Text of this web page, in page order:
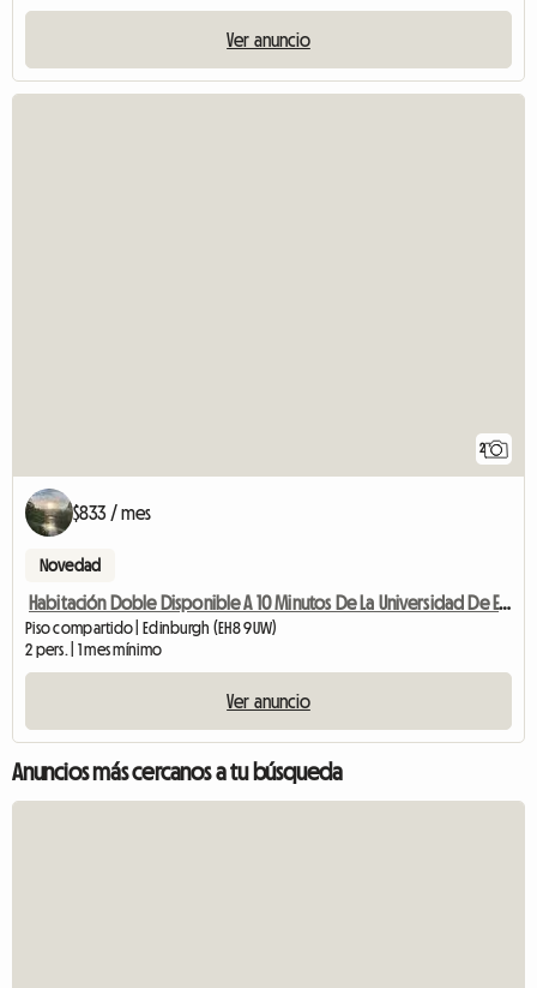
Ver anuncio
2
$833 / mes
Novedad
Habitación Doble Disponible A 10 Minutos De La Universidad De Edimburgo Bui
Piso compartido | Edinburgh (EH8 9UW)
2 pers. | 1 mes mínimo
Ver anuncio
Anuncios más cercanos a tu búsqueda